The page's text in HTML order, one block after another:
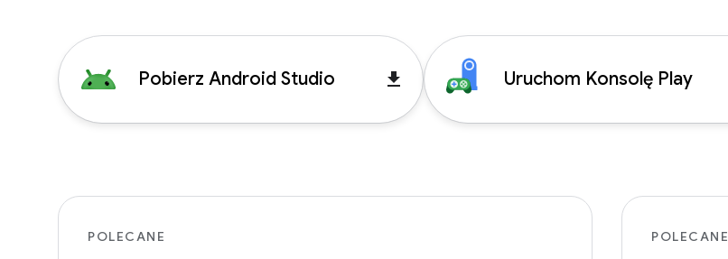
Pobierz Android Studio get_app Uruchom Konsolę Play
POLECANE POLECANE